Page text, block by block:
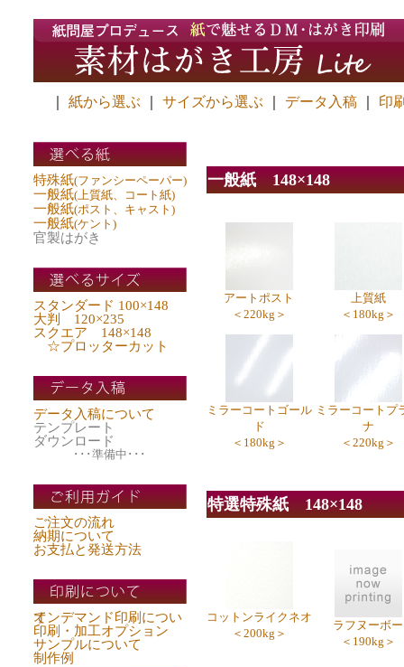
紙から選ぶ サイズから選ぶ データ入稿 印
特殊紙(ファンシーペーパー)
一般紙(上質紙、コート紙)
一般紙(ポスト、キャスト)
一般紙(ケント)
官製はがき
スタンダード 100×148
大判 120×235
スクエア 148×148
☆プロッターカット
データ入稿について
テンプレート
ダウンロード
･･･準備中･･･
ご注文の流れ
納期について
お支払と発送方法
オンデマンド印刷について
印刷・加工オプション
サンプルについて
制作例
一般紙 148×148
アートポスト
＜220kg＞
上質紙
＜180kg＞
ミラーコートゴール
ド
＜180kg＞
ミラーコートプ
ナ
＜220kg＞
特選特殊紙 148×148
コットンライクネオ
＜200kg＞
ラフヌーボー
＜190kg＞